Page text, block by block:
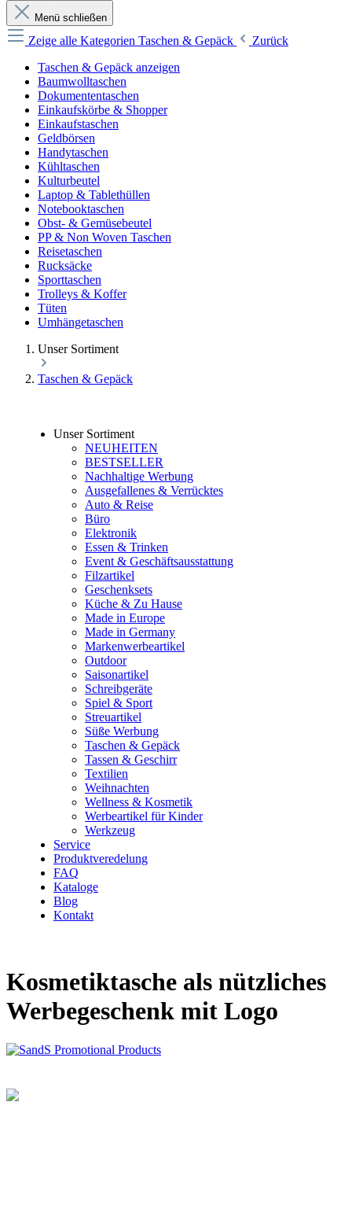
Menü schließen
Zeige alle Kategorien Taschen & Gepäck
Zurück
Taschen & Gepäck anzeigen
Baumwolltaschen
Dokumententaschen
Einkaufskörbe & Shopper
Einkaufstaschen
Geldbörsen
Handytaschen
Kühltaschen
Kulturbeutel
Laptop & Tablethüllen
Notebooktaschen
Obst- & Gemüsebeutel
PP & Non Woven Taschen
Reisetaschen
Rucksäcke
Sporttaschen
Trolleys & Koffer
Tüten
Umhängetaschen
Unser Sortiment
Taschen & Gepäck
Unser Sortiment
NEUHEITEN
BESTSELLER
Nachhaltige Werbung
Ausgefallenes & Verrücktes
Auto & Reise
Büro
Elektronik
Essen & Trinken
Event & Geschäftsausstattung
Filzartikel
Geschenksets
Küche & Zu Hause
Made in Europe
Made in Germany
Markenwerbeartikel
Outdoor
Saisonartikel
Schreibgeräte
Spiel & Sport
Streuartikel
Süße Werbung
Taschen & Gepäck
Tassen & Geschirr
Textilien
Weihnachten
Wellness & Kosmetik
Werbeartikel für Kinder
Werkzeug
Service
Produktveredelung
FAQ
Kataloge
Blog
Kontakt
Kosmetiktasche als nützliches
Werbegeschenk mit Logo